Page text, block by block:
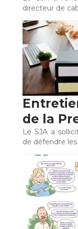
directeur de
de la
Le SJA a
de défendre